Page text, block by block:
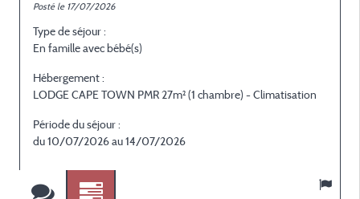
Posté le 17/07/2026
Type de séjour :
En famille avec bébé(s)
Hébergement :
LODGE CAPE TOWN PMR 27m² (1 chambre) - Climatisation
Période du séjour :
du 10/07/2026 au 14/07/2026